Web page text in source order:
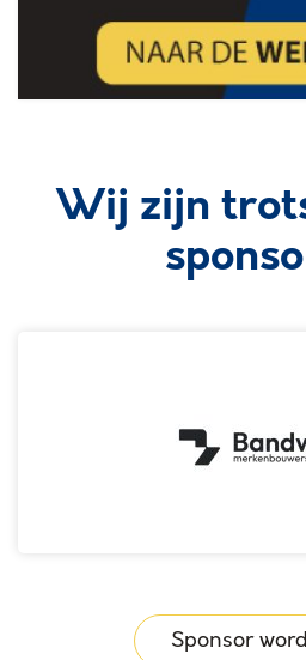
Wij zijn
Sponsor